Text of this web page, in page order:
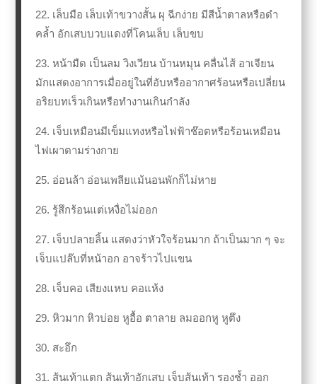
22. เล็บมือ เล็บเท้าขวางสั้น ผุ ฉีกง่าย มีสีน้ำตาลหรือดำ
คล้ำ อักเสบบวบแดงที่โคนเล็บ เล็บขบ
23. หน้ามืด เป็นลม วิงเวียน บ้านหมุน คลื่นไส้ อาเจียน
มักแสดงอาการเมื่ออยู่ในที่อับหรืออากาศร้อนหรือเปลี่ยน
อริยบทเร็วเกินหรือทำงานเกินกำลัง
24. เจ็บเหมือนมีเข็มแทงหรือไฟฟ้าช๊อตหรือร้อนเหมือน
ไฟเผาตามร่างกาย
25. อ่อนล้า อ่อนเพลียแม้นอนพักก็ไม่หาย
26. รู้สึกร้อนแต่เหงื่อไม่ออก
27. เจ็บปลายลิ้น แสดงว่าหัวใจร้อนมาก ถ้าเป็นมาก ๆ จะ
เจ็บแปล๊บที่หน้าอก อาจร้าวไปแขน
28. เจ็บคอ เสียงแหบ คอแห้ง
29. หิวมาก หิวบ่อย หูอื้อ ตาลาย ลมออกหู หูตึง
30. สะอึก
31. ส้นเท้าแตก ส้นเท้าอักเสบ เจ็บส้นเท้า รองช้ำ ออก